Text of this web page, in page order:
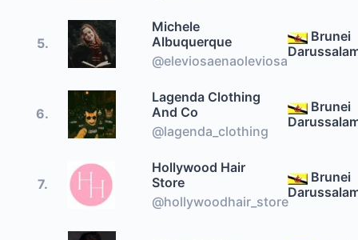
5.
Michele
Albuquerque
@eleviosaenaoleviosa
Brunei
6.
Lagenda Clothing
And Co
@lagenda_clothing
Brunei
7.
Hollywood Hair
Store
@hollywoodhair_store
Brunei